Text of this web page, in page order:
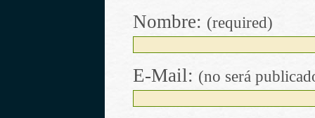
Nombre: (required)
E-Mail: (no será